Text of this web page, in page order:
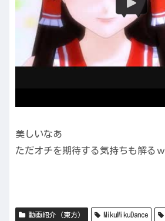
美しいなあ
ただオチを期待する気持ちも解るｗ
動画紹介（東方） MikuMikuDance